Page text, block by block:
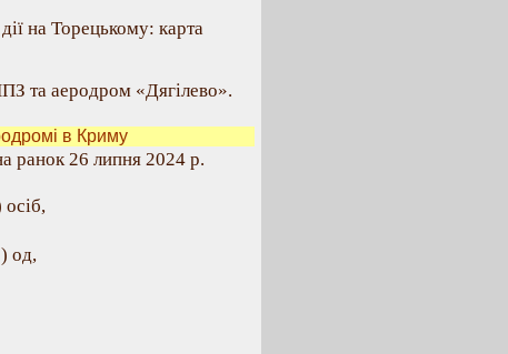
на Торецькому: карта
та аеродром «Дягілево».
в Криму
ранок 26 липня 2024 р.
од,